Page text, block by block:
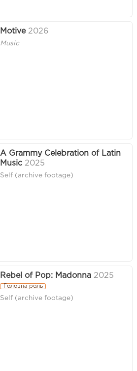
Motive 2026
Music
A Grammy Celebration of Latin
Music 2025
Self (archive footage)
Rebel of Pop: Madonna 2025
Головна роль
Self (archive footage)